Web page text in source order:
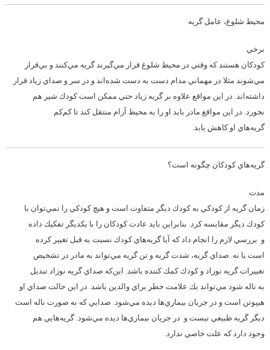
محيط شلوغ، عامل گريه
برخي
كودكان هستند كه وقتي در محيط شلوغ قرار مي‌گيرند گريه مي‌كنند و بي‌قرار
مي‌شوند مثلا در مهماني مدام دست به دست شده‌اند و در سر و صداي زياد قرار
داشته‌اند. در اين مواقع علاوه بر گريه زياد حتي ممكن است كودك شير هم
نخورد. در اين مواقع مادر بايد او را به محيط آرام منتقل كند تا كم‌كم
گريه‌هاي او كاهش يابد.
گريه‌هاي كودكان چگونه است؟
مدت
زمان گريه از كودكي به كودك ديگر متفاوت است و هيچ كودكي را نمي‌توان با
كودك ديگر مقايسه كرد. بنابراين بايد عادت كودكان را با يكديگر تفكيك داده
و بررسي لازم را انجام داد كه آيا گريه‌هاي كودك نسبت به قبل تغيير كرده
است يا نه. صداي گريه، شدت گريه و تن گريه مي‌تواند به مادر در تشخيص
تغييرات گريه نوزاد و كودك كمك كننده باشد. اين‌كه صداي گريه نوزاد تبديل
به ناله شود مي‌تواند يك علامت خطر براي والدين باشد. در اين حالت صداي او
هيپوتن است و در جريان بيماري‌ها ديده مي‌شود. صدايي كه به صورت ناله است
ديگر گريه طبيعي نيست و در جريان بيماري‌ها ديده مي‌شود. گريه‌هايي هم
وجود دارد كه علت خاصي ندارد.